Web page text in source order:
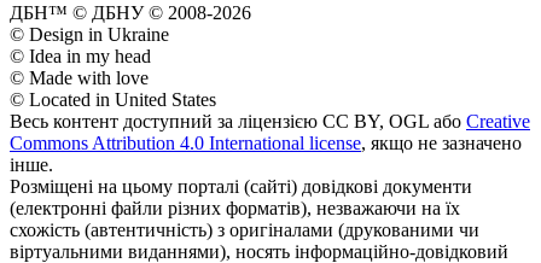
ДБН™ © ДБНУ © 2008-2026
© Design in Ukraine
© Idea in my head
© Made with love
© Located in United States
Весь контент доступний за ліцензією CC BY, OGL або Creative
Commons Attribution 4.0 International license, якщо не зазначено
інше.
Розміщені на цьому порталі (сайті) довідкові документи
(електронні файли різних форматів), незважаючи на їх
схожість (автентичність) з оригіналами (друкованими чи
віртуальними виданнями), носять інформаційно-довідковий